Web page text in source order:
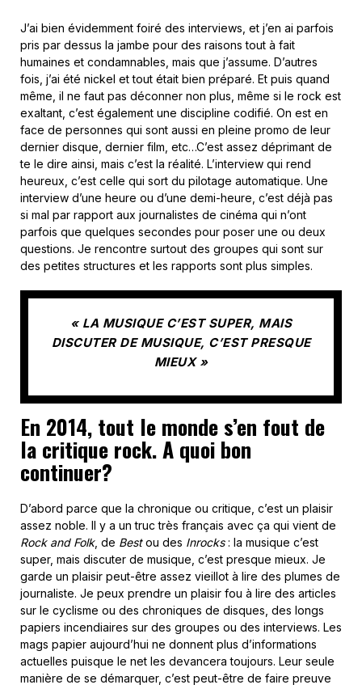
J’ai bien évidemment foiré des interviews, et j’en ai parfois
pris par dessus la jambe pour des raisons tout à fait
humaines et condamnables, mais que j’assume. D’autres
fois, j’ai été nickel et tout était bien préparé. Et puis quand
même, il ne faut pas déconner non plus, même si le rock est
exaltant, c’est également une discipline codifié. On est en
face de personnes qui sont aussi en pleine promo de leur
dernier disque, dernier film, etc…C’est assez déprimant de
te le dire ainsi, mais c’est la réalité. L’interview qui rend
heureux, c’est celle qui sort du pilotage automatique. Une
interview d’une heure ou d’une demi-heure, c’est déjà pas
si mal par rapport aux journalistes de cinéma qui n’ont
parfois que quelques secondes pour poser une ou deux
questions. Je rencontre surtout des groupes qui sont sur
des petites structures et les rapports sont plus simples.
« LA MUSIQUE C’EST SUPER, MAIS
DISCUTER DE MUSIQUE, C’EST PRESQUE
MIEUX »
En 2014, tout le monde s’en fout de
la critique rock. A quoi bon
continuer?
D’abord parce que la chronique ou critique, c’est un plaisir
assez noble. Il y a un truc très français avec ça qui vient de
Rock and Folk, de Bestou des Inrocks: la musique c’est
super, mais discuter de musique, c’est presque mieux. Je
garde un plaisir peut-être assez vieillot à lire des plumes de
journaliste. Je peux prendre un plaisir fou à lire des articles
sur le cyclisme ou des chroniques de disques, des longs
papiers incendiaires sur des groupes ou des interviews. Les
mags papier aujourd’hui ne donnent plus d’informations
actuelles puisque le net les devancera toujours. Leur seule
manière de se démarquer, c’est peut-être de faire preuve